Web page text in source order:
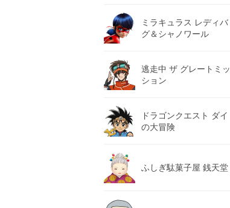
ミラキュラス レディバ
グ＆シャノワール
逃走中 ザ グレートミッ
ション
ドラゴンクエスト ダイ
の大冒険
ふしぎ駄菓子屋 銭天堂